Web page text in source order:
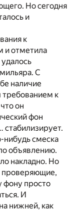
Но сегодня
и
к
и отметила
С
наличие
требованием к
он
фон
стабилизирует.
нибудь смеска
объявлению.
накладно. Но
проверяющие,
фону просто
И
нижней, как